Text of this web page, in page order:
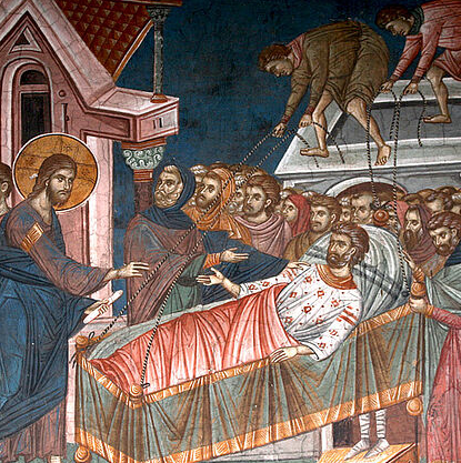
Как найти своё место в жизни
Кирилл Мурышев